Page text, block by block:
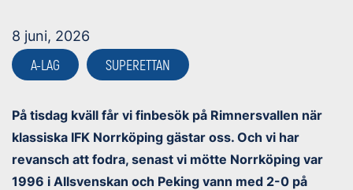
8 juni, 2026
A-LAG SUPERETTAN
På tisdag kväll får vi finbesök på Rimnersvallen när
klassiska IFK Norrköping gästar oss. Och vi har
revansch att fodra, senast vi mötte Norrköping var
1996 i Allsvenskan och Peking vann med 2-0 på